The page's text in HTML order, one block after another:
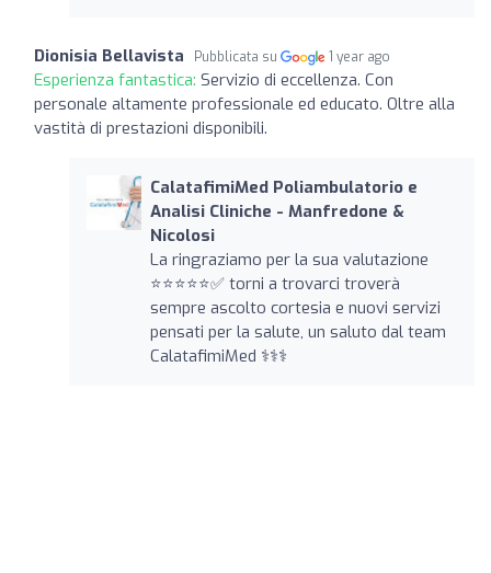
Dionisia Bellavista Pubblicata su 1 year ago
Esperienza fantastica: Servizio di eccellenza. Con
personale altamente professionale ed educato. Oltre alla
vastità di prestazioni disponibili.
CalatafimiMed Poliambulatorio e
Analisi Cliniche - Manfredone &
Nicolosi
La ringraziamo per la sua valutazione
⭐️⭐️⭐️⭐️⭐️✅ torni a trovarci troverà
sempre ascolto cortesia e nuovi servizi
pensati per la salute, un saluto dal team
CalatafimiMed ‍⚕️‍⚕️‍⚕️